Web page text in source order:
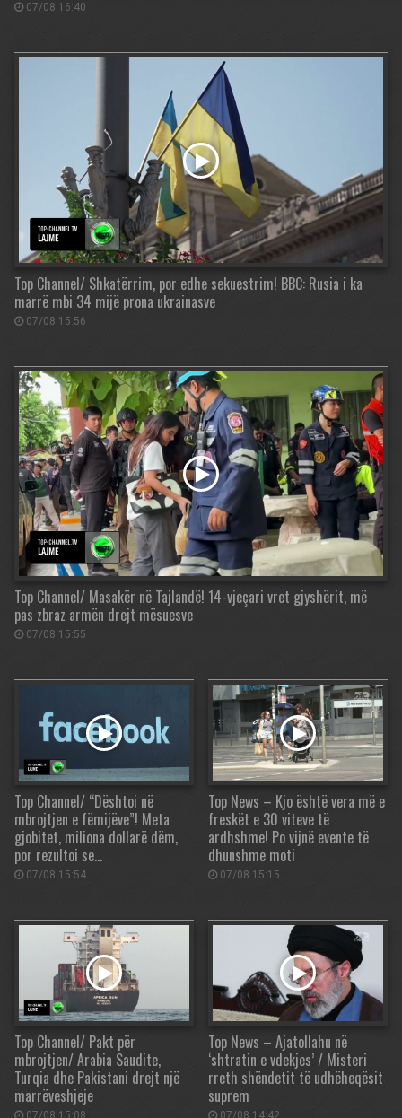
07/08 16:40
Top Channel/ Shkatërrim, por edhe sekuestrim! BBC: Rusia i ka
marrë mbi 34 mijë prona ukrainasve
07/08 15:56
Top Channel/ Masakër në Tajlandë! 14-vjeçari vret gjyshërit, më
pas zbraz armën drejt mësuesve
07/08 15:55
Top Channel/ “Dështoi në
mbrojtjen e fëmijëve”! Meta
gjobitet, miliona dollarë dëm,
por rezultoi se…
07/08 15:54
Top News – Kjo është vera më e
freskët e 30 viteve të
ardhshme! Po vijnë evente të
dhunshme moti
07/08 15:15
Top Channel/ Pakt për
mbrojtjen/ Arabia Saudite,
Turqia dhe Pakistani drejt një
marrëveshjeje
07/08 15:08
Top News – Ajatollahu në
‘shtratin e vdekjes’ / Misteri
rreth shëndetit të udhëheqësit
suprem
07/08 14:42